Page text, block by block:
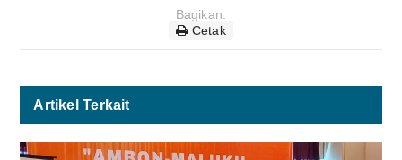
Bagikan:
Cetak
Artikel Terkait